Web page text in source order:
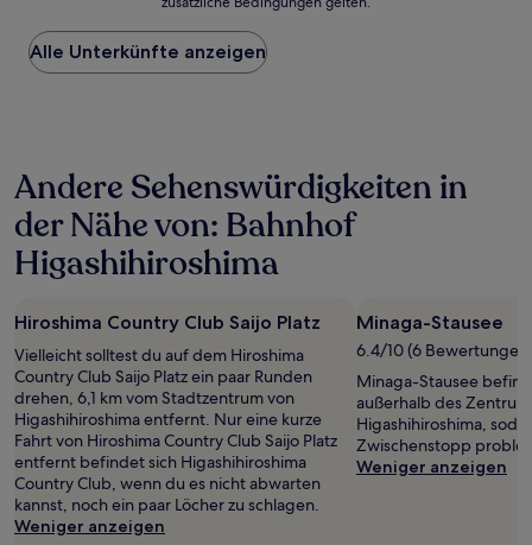
Preis
pro
Nacht,
24 Stunden
für
einen
Aufenthalt
mit
2 Erwachsenen
gefunden
wurde.
Preise
und
Verfügbarkeiten
können
sich
ändern.
Es
Alle Unterkünfte anzeigen
Andere Sehenswürdigkeiten in
der Nähe von: Bahnhof
Higashihiroshima
Hiroshima Country Club Saijo Platz
Vielleicht solltest du auf dem Hiroshima
Country Club Saijo Platz ein paar Runden
drehen, 6,1 km vom Stadtzentrum von
Higashihiroshima entfernt. Nur eine kurze
Fahrt von Hiroshima Country Club Saijo Platz
entfernt befindet sich Higashihiroshima
Country Club, wenn du es nicht abwarten
kannst, noch ein paar Löcher zu schlagen.
Weniger anzeigen
Minaga-Stausee
6.4/10 (6 Bewertungen)
Minaga-Stausee
außerhalb des
Higashihiroshima,
Zwischenstopp
Weniger anzeigen